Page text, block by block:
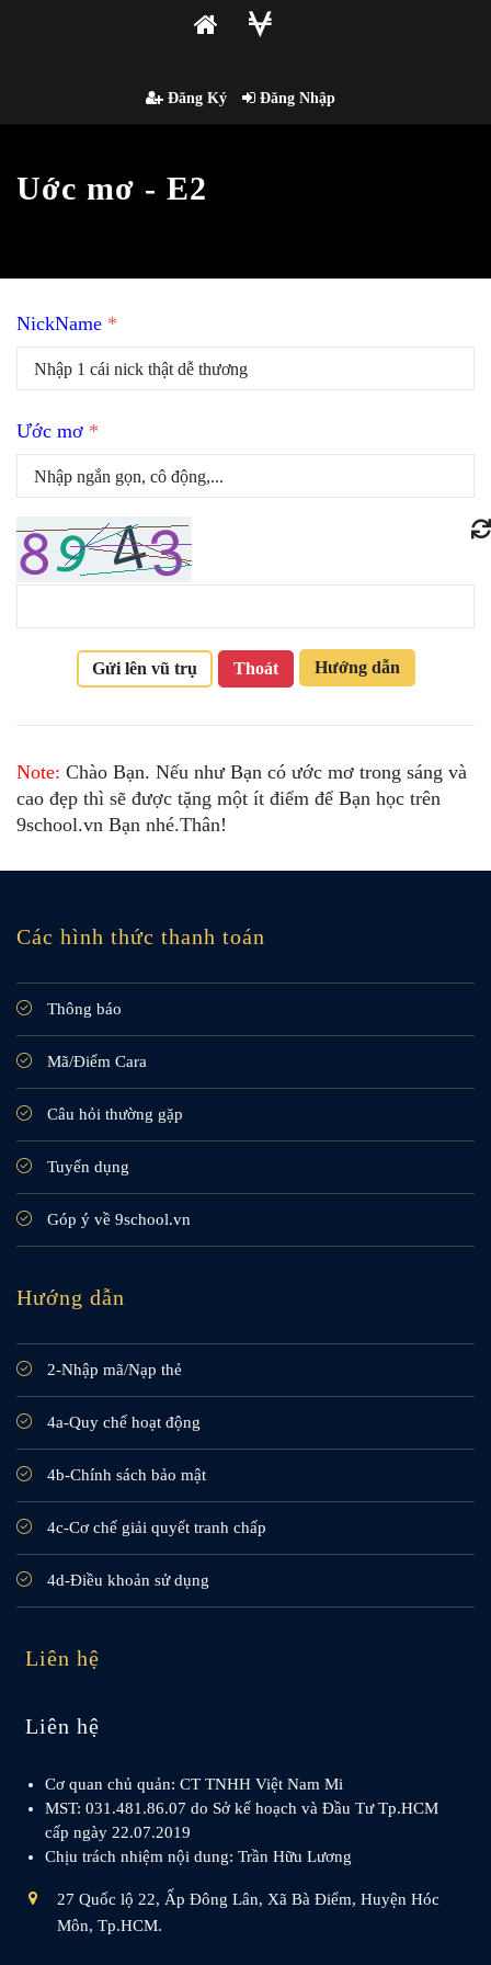
Đăng Ký Đăng Nhập
Uớc mơ - E2
NickName *
Ước mơ *
Gửi lên vũ trụ Thoát Hướng dẫn
Note: Chào Bạn. Nếu như Bạn có ước mơ trong sáng và
cao đẹp thì sẽ được tặng một ít điểm để Bạn học trên
9school.vn Bạn nhé.Thân!
Các hình thức thanh toán
Thông báo
Mã/Điểm Cara
Câu hỏi thường gặp
Tuyển dụng
Góp ý về 9school.vn
Hướng dẫn
2-Nhập mã/Nạp thẻ
4a-Quy chế hoạt động
4b-Chính sách bảo mật
4c-Cơ chế giải quyết tranh chấp
4d-Điều khoản sử dụng
Liên hệ
Liên hệ
Cơ quan chủ quản: CT TNHH Việt Nam Mi
MST: 031.481.86.07 do Sở kế hoạch và Đầu Tư Tp.HCM
cấp ngày 22.07.2019
Chịu trách nhiệm nội dung: Trần Hữu Lương
27 Quốc lộ 22, Ấp Đông Lân, Xã Bà Điểm, Huyện Hóc
Môn, Tp.HCM.